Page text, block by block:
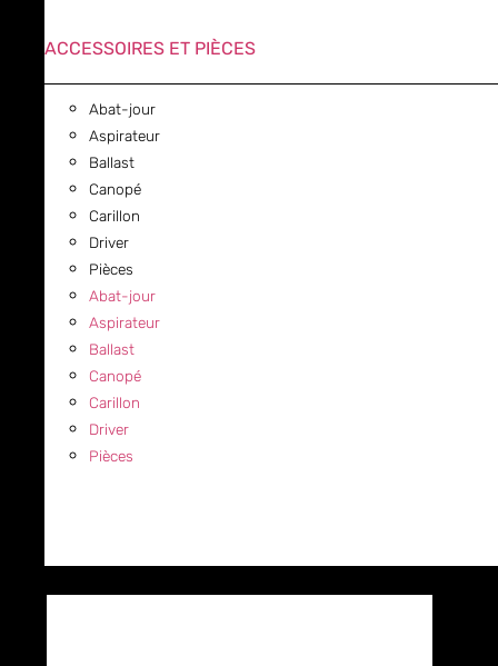
ACCESSOIRES ET PIÈCES
Abat-jour
Aspirateur
Ballast
Canopé
Carillon
Driver
Pièces
Abat-jour
Aspirateur
Ballast
Canopé
Carillon
Driver
Pièces